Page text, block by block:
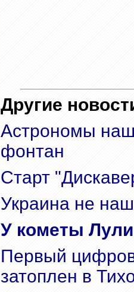
Другие
Астрономы
фонтан
Старт
Украина не
У кометы
Первый
затоплен в